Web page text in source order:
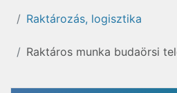
Raktározás, logisztika
Raktáros munka budaörsi